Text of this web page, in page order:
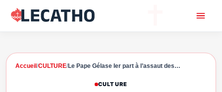
Accueil /CULTURE/Le Pape Gélase Ier part à l’assaut des…
CULTURE